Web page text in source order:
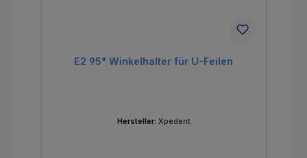
E2 95° Winkelhalter für U-Feilen
Hersteller: Xpedent